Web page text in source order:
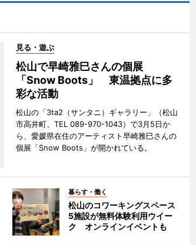
見る・遊ぶ
松山で早崎雅巳さんの個展
「Snow Boots」 東温拠点に多
彩な活動
松山の「3ta2（サンタニ）ギャラリー」（松山
市高井町、TEL 089-970-1043）で3月5日か
ら、愛媛県在住のアーティスト早崎雅巳さんの
個展「Snow Boots」が開かれている。
暮らす・働く
松山のコワーキングスペース
5施設が無料体験利用ウイー
ク オンラインイベントも